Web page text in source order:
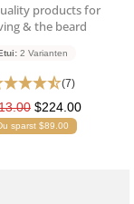
6.8.2026
products for
& the beard
2 Varianten
(7)
$224.00
sparst $89.00